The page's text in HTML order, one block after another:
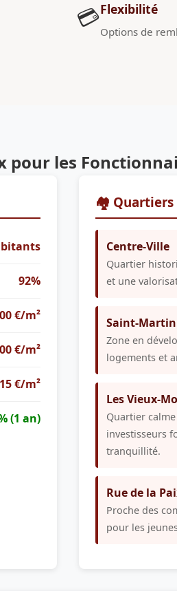
💳Flexibilité
Options de
pour les
92%
€/m²
€/m²
€/m²
(1 an)
🏘️ Quartiers
Centre-Ville
Quartier
et une
Saint-Martin
Zone en
logements et
Les Vieux-
Quartier
investisseurs
tranquillité.
Rue de la
Proche des
pour les